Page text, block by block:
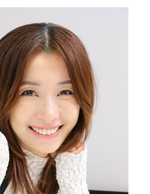
のリアル
美しさの哲学
親になるということ
移住という選択
ノの愛用品
60代のネクストステージ
合い方